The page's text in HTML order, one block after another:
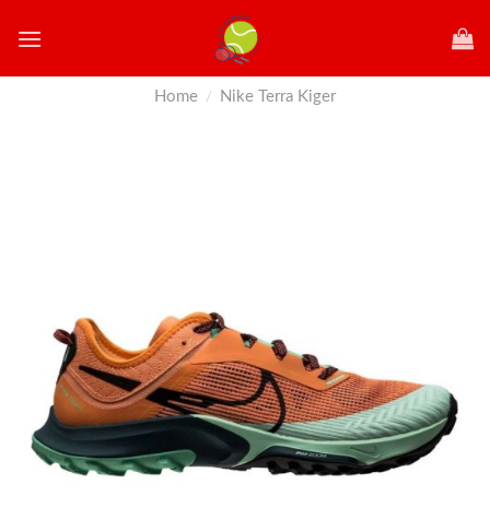
Home / Nike Terra Kiger